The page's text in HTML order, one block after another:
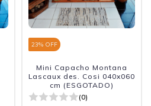
23% OFF
Mini Capacho Montana
Lascaux des. Cosi 040x060
cm (ESGOTADO)
(0)